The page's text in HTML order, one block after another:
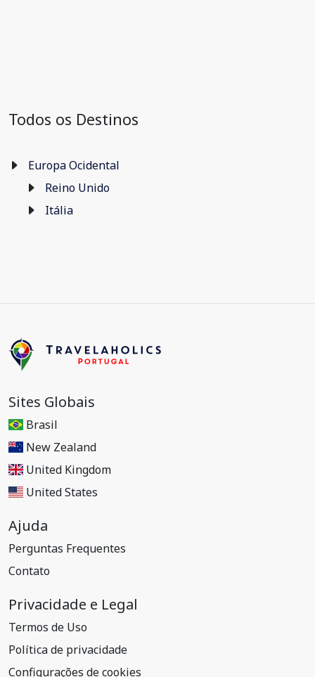
Todos os Destinos
Europa Ocidental
Reino Unido
Itália
Sites Globais
Brasil
New Zealand
United Kingdom
United States
Ajuda
Perguntas Frequentes
Contato
Privacidade e Legal
Termos de Uso
Política de privacidade
Configurações de cookies